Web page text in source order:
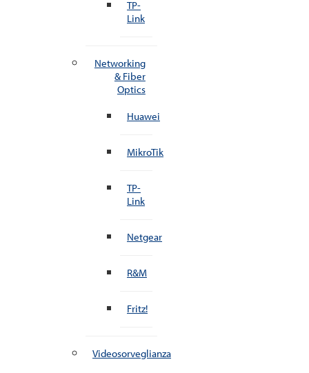
TP-
Link
Networking
& Fiber
Optics
Huawei
MikroTik
TP-
Link
Netgear
R&M
Fritz!
Videosorveglianza